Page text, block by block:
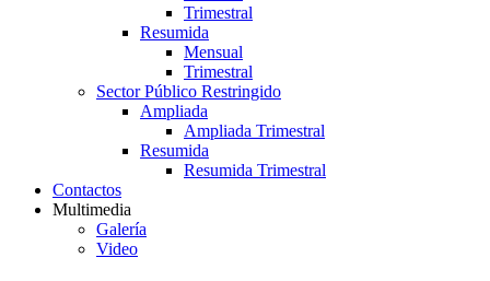
Trimestral
Resumida
Mensual
Trimestral
Sector Público Restringido
Ampliada
Ampliada Trimestral
Resumida
Resumida Trimestral
Contactos
Multimedia
Galería
Video